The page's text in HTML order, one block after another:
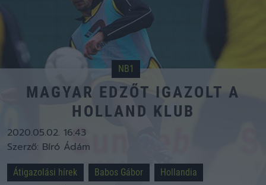
NB1
MAGYAR EDZŐT IGAZOLT A
HOLLAND KLUB
2020.05.02. 16:43
Szerző: Bíró Ádám
Átigazolási hírek Babos Gábor
Hollandia